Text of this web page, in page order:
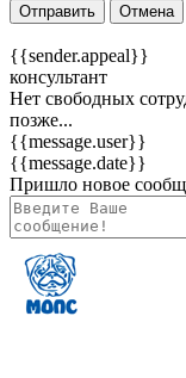
Отправить Отмена
{{sender.appeal}}
консультант
Нет свободных
позже...
{{message.user}}
{{message.date}}
Пришло новое